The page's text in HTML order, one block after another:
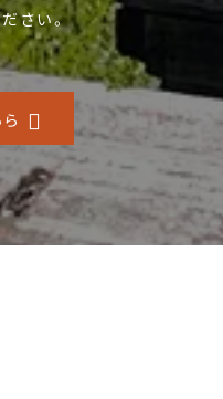
さい。